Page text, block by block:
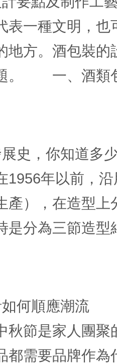
一種文明，也
地方。酒包裝
。 一、酒類
史，你知道多
年以前，沿
產），在造型
是分為三節造型
何順應潮流
節是家人團聚
都需要品牌作